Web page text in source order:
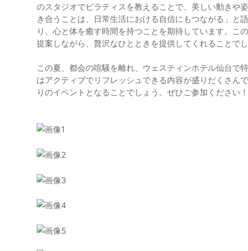
のスタジオでピラティスを教えることで、美しい動きや
き合うことは、日常生活における自信にもつながる」と
り、心と体を癒す時間を持つことを期待しています。こ
提案しながら、贅沢なひとときを提供してくれることでし
この夏、都会の喧騒を離れ、ウェスティンホテル仙台で
はアクティブでリフレッシュできる内容が盛りだくさん
りのイベントとなることでしょう。ぜひご参加ください！